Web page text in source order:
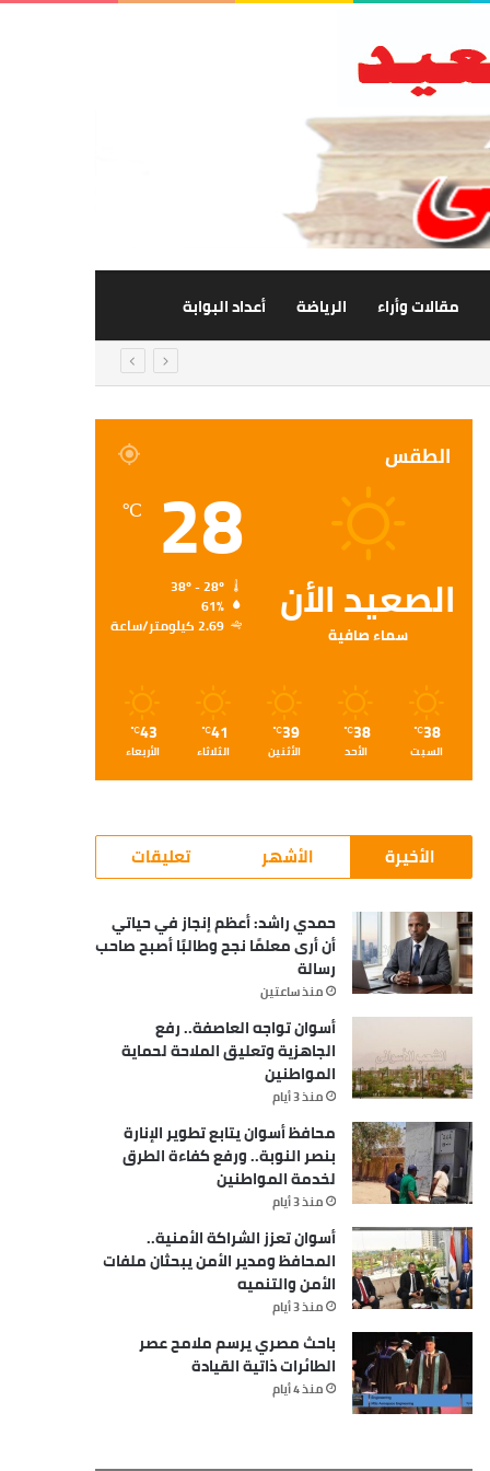
مقالات وأراء الرياضة أعداد البوابة
الطقس
الصعيد الأن
سماء صافية
28
℃
61%
2.69 كيلومتر/ساعة
38
℃
السبت
38
℃
الأحد
39
℃
الأثنين
41
℃
الثلاثاء
43
℃
الأربعاء
الأخيرة الأشهر تعليقات
حمدي راشد: أعظم إنجاز في حياتي
أن أرى معلمًا نجح وطالبًا أصبح صاحب
رسالة
منذ ساعتين
أسوان تواجه العاصفة.. رفع
الجاهزية وتعليق الملاحة لحماية
المواطنين
منذ 3 أيام
محافظ أسوان يتابع تطوير الإنارة
بنصر النوبة.. ورفع كفاءة الطرق
لخدمة المواطنين
منذ 3 أيام
أسوان تعزز الشراكة الأمنية..
المحافظ ومدير الأمن يبحثان ملفات
الأمن والتنميه
منذ 3 أيام
باحث مصري يرسم ملامح عصر
الطائرات ذاتية القيادة
منذ 4 أيام